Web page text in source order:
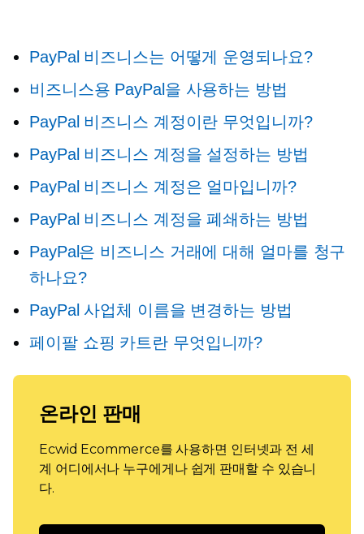
PayPal 비즈니스는 어떻게 운영되나요?
비즈니스용 PayPal을 사용하는 방법
PayPal 비즈니스 계정이란 무엇입니까?
PayPal 비즈니스 계정을 설정하는 방법
PayPal 비즈니스 계정은 얼마입니까?
PayPal 비즈니스 계정을 폐쇄하는 방법
PayPal은 비즈니스 거래에 대해 얼마를 청구
하나요?
PayPal 사업체 이름을 변경하는 방법
페이팔 쇼핑 카트란 무엇입니까?
온라인 판매
Ecwid Ecommerce를 사용하면 인터넷과 전 세
계 어디에서나 누구에게나 쉽게 판매할 수 있습니
다.